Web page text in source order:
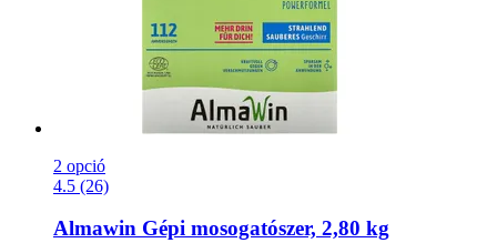
2 opció
4.5 (26)
Almawin Gépi mosogatószer, 2,80 kg